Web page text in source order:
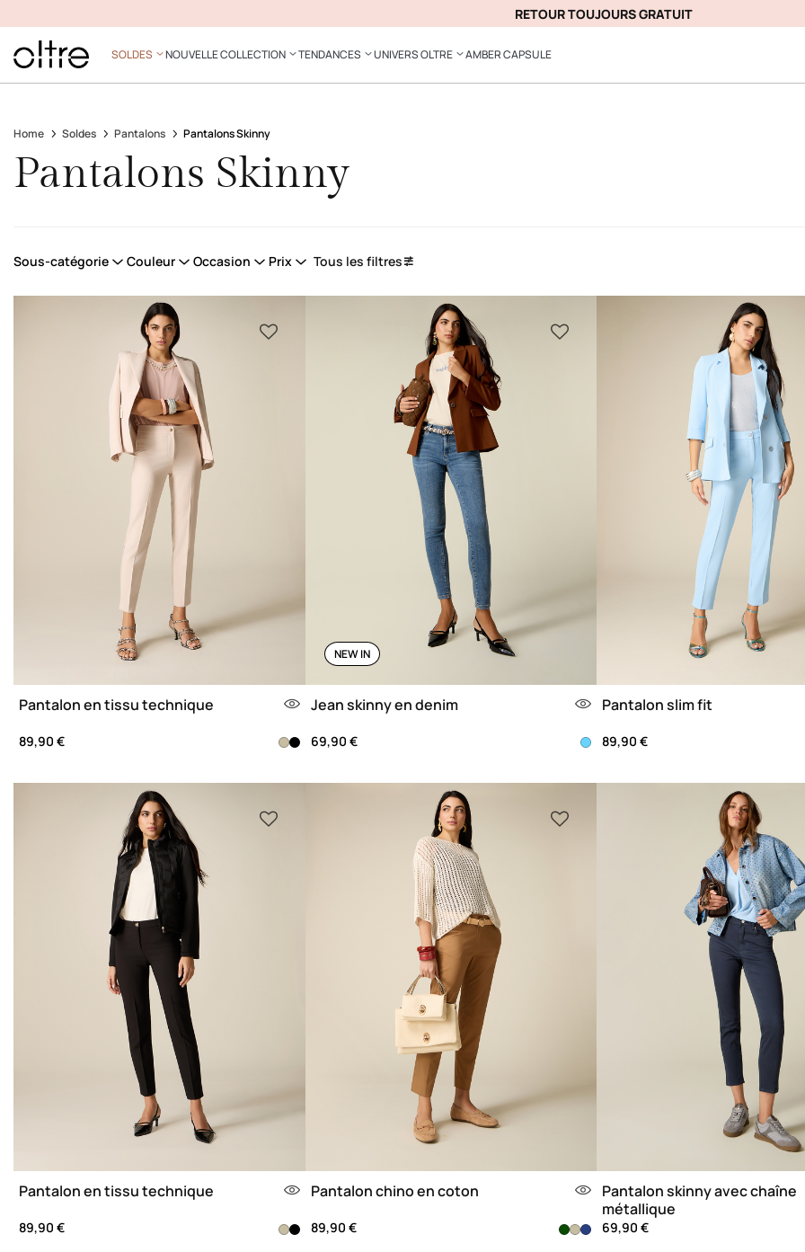
RETOUR TOUJOURS GRATUIT
SOLDES NOUVELLE COLLECTION TENDANCES UNIVERS OLTRE AMBER CAPSULE
Home Soldes Pantalons Pantalons Skinny
Pantalons Skinny
Sous-catégorie Couleur Occasion Prix Tous les filtres
Pantalon en tissu technique
89,90 €
NEW IN
Jean skinny en denim
69,90 €
Pantalon slim fit
89,90 €
Pantalon en tissu technique
89,90 €
Pantalon chino en coton
89,90 €
Pantalon skinny avec chaîne
métallique
69,90 €